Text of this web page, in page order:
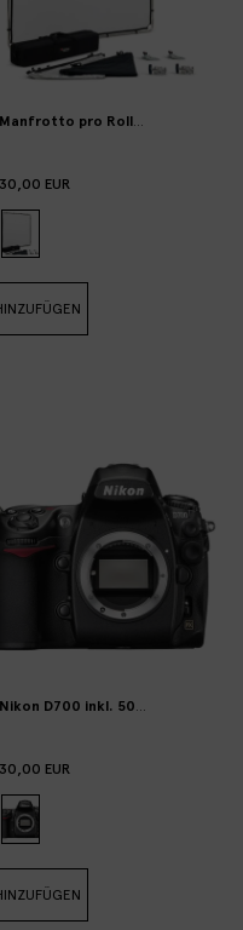
units available)
Manfrotto pro Rollbares
30,00 EUR
Nikon D700 inkl. 50mm Objektiv
30,00 EUR